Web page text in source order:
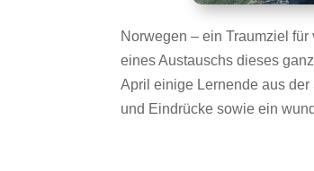
Norwegen – ein Traumziel
eines Austauschs dieses
April einige Lernende aus
und Eindrücke sowie ein